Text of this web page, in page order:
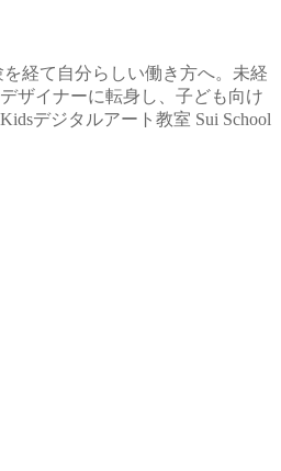
経て自分らしい働き方へ。未経
ザイナーに転身し、子ども向け
デジタルアート教室 Sui School